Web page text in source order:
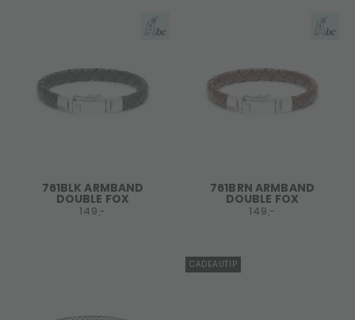
761BLK ARMBAND
DOUBLE FOX
149,-
761BRN ARMBAND
DOUBLE FOX
149,-
CADEAUTIP